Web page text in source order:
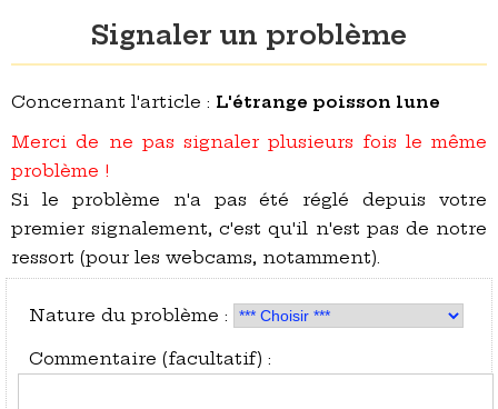
CULTURE
DESTINATIONS
VIDÉOS
Signaler un problème
Concernant l'article : L'étrange poisson lune
Merci de ne pas signaler plusieurs fois le même
problème !
Si le problème n'a pas été réglé depuis votre
premier signalement, c'est qu'il n'est pas de notre
ressort (pour les webcams, notamment).
Nature du problème :
Commentaire (facultatif) :